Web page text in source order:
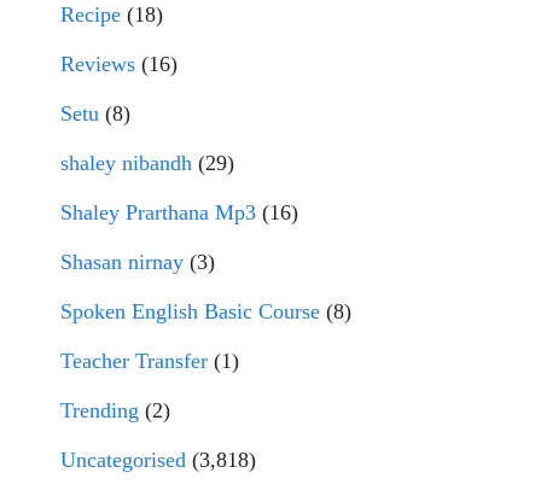
Recipe (18)
Reviews (16)
Setu (8)
shaley nibandh (29)
Shaley Prarthana Mp3 (16)
Shasan nirnay (3)
Spoken English Basic Course (8)
Teacher Transfer (1)
Trending (2)
Uncategorised (3,818)